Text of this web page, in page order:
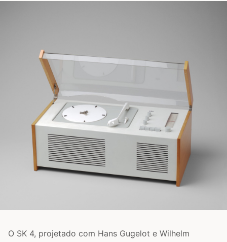
O SK 4, projetado com Hans Gugelot e Wilhelm